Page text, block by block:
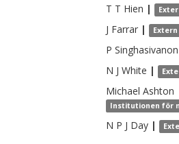
T T Hien |
J Farrar | Extern
P Singhasivanon
N J White |
Michael Ashton
Institutionen för
N P J Day |